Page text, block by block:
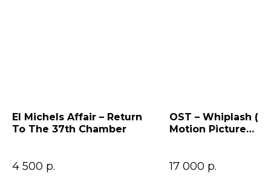
El Michels Affair – Return
To The 37th Chamber
4 500 р.
OST – Whiplash
Motion Picture
17 000 р.